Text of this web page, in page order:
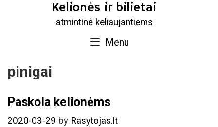
Kelionės ir bilietai
atmintinė keliaujantiems
Menu
pinigai
Paskola kelionėms
2020-03-29 by Rasytojas.lt